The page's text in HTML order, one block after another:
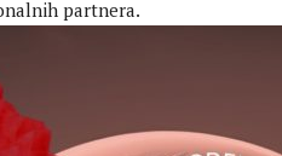
partnera.